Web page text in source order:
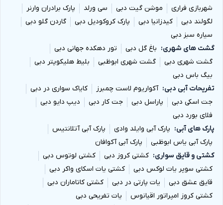
شهربازی فراری
موشن گیت دبی سی ورلد
پارک برادران وارنر
لگولند دبی
کیدزانیا دبی پارک کروکودیل دبی
گاردن گلو دبی
سیاره سبز دبی
گشت های شهری
باغ گل دبی
تور دهکده جهانی دبی
گشت شهری دبی
گشت شهری ابوظبی
بلیط هلیکوپتر دبی
بیگ باس دبی
تفریحات آبی دبی
آکواریوم لاست چمبرز
کایاک سواری در دبی
جت اسکی دبی
پاراسل دبی جت کار دبی
دیپ دایو دبی
فلای بورد دبی
پارک های آبی
پارک آبی وایلد وادی
پارک آبی آتلانتیس
پارک آبی یاس ابوظبی
پارک آبی آکوافان
کشتی و قایق سواری
کشتی کروز دبی
کشتی لوتوس دبی
کشتی سوپر یات لوکس دبی
کشتی یات اسکای واکر دبی
قایق عشق دبی
یات پارتی در دبی
کشتی کاتاماران دبی
کشتی کروز امپراتور اقیانوس
یات تفریحی دبی